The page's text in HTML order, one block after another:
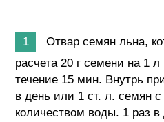
Отвар семян льна,
расчета 20 г семени на 1
течение 15 мин. Внутрь
в день или 1 ст. л. семян
количеством воды. 1 раз в